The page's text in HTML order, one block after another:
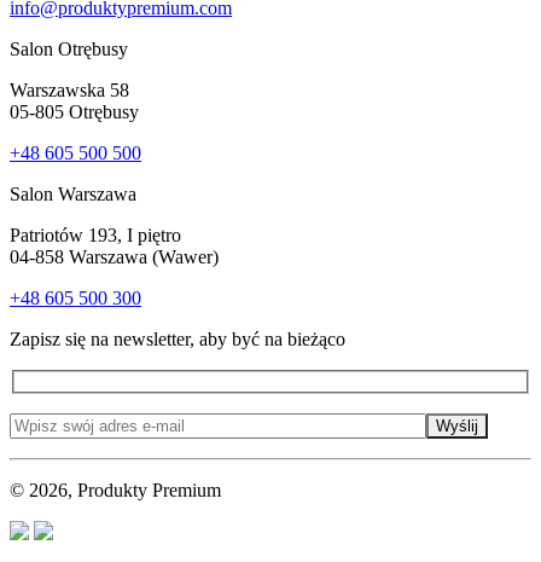
info@produktypremium.com
Salon Otrębusy
Warszawska 58
05-805 Otrębusy
+48 605 500 500
Salon Warszawa
Patriotów 193, I piętro
04-858 Warszawa (Wawer)
+48 605 500 300
Zapisz się na newsletter, aby być na bieżąco
Wyślij
© 2026, Produkty Premium